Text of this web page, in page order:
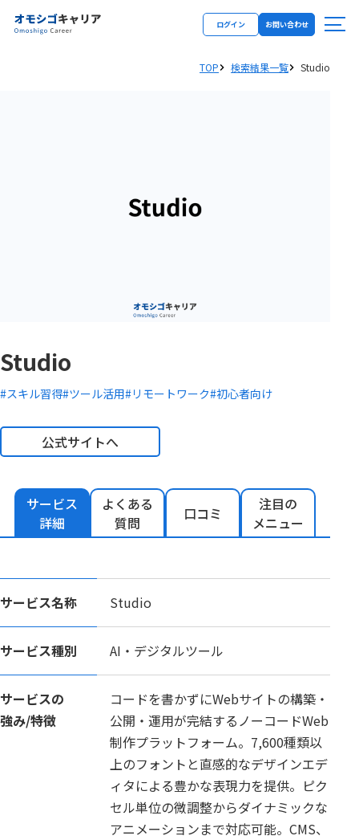
ログイン お問い合わせ
TOP 検索結果一覧 Studio
Studio
#スキル習得#ツール活用#リモートワーク#初心者向け
公式サイトへ
サービス
詳細
よくある
質問
口コミ
注目の
メニュー
サービス名称 Studio
サービス種別 AI・デジタルツール
サービスの
強み/特徴
コードを書かずにWebサイトの構築・
公開・運用が完結するノーコードWeb
制作プラットフォーム。7,600種類以
上のフォントと直感的なデザインエデ
ィタによる豊かな表現力を提供。ピク
セル単位の微調整からダイナミックな
アニメーションまで対応可能。CMS、